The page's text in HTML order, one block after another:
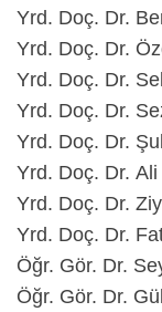
Yrd. Doç. Dr.
Yrd. Doç. Dr.
Yrd. Doç. Dr.
Yrd. Doç. Dr.
Yrd. Doç. Dr.
Yrd. Doç. Dr. Ali
Yrd. Doç. Dr.
Yrd. Doç. Dr.
Öğr. Gör. Dr.
Öğr. Gör. Dr.